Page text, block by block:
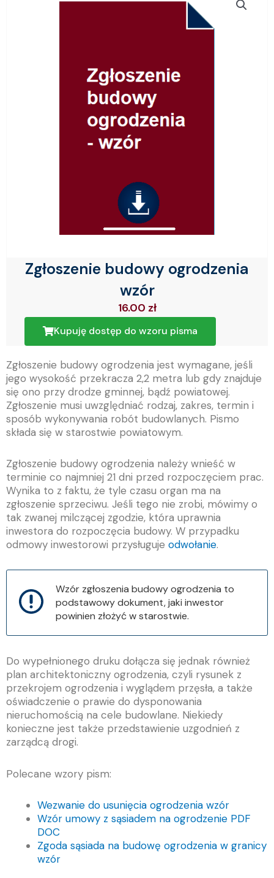
Zgłoszenie budowy ogrodzenia
wzór
16.00 zł
Kupuję dostęp do wzoru pisma
Zgłoszenie budowy ogrodzenia jest wymagane, jeśli
jego wysokość przekracza 2,2 metra lub gdy znajduje
się ono przy drodze gminnej, bądź powiatowej.
Zgłoszenie musi uwzględniać rodzaj, zakres, termin i
sposób wykonywania robót budowlanych. Pismo
składa się w starostwie powiatowym.
Zgłoszenie budowy ogrodzenia należy wnieść w
terminie co najmniej 21 dni przed rozpoczęciem prac.
Wynika to z faktu, że tyle czasu organ ma na
zgłoszenie sprzeciwu. Jeśli tego nie zrobi, mówimy o
tak zwanej milczącej zgodzie, która uprawnia
inwestora do rozpoczęcia budowy. W przypadku
odmowy inwestorowi przysługuje odwołanie.
Wzór zgłoszenia budowy ogrodzenia to
podstawowy dokument, jaki inwestor
powinien złożyć w starostwie.
Do wypełnionego druku dołącza się jednak również
plan architektoniczny ogrodzenia, czyli rysunek z
przekrojem ogrodzenia i wyglądem przęsła, a także
oświadczenie o prawie do dysponowania
nieruchomością na cele budowlane. Niekiedy
konieczne jest także przedstawienie uzgodnień z
zarządcą drogi.
Polecane wzory pism:
Wezwanie do usunięcia ogrodzenia wzór
Wzór umowy z sąsiadem na ogrodzenie PDF
DOC
Zgoda sąsiada na budowę ogrodzenia w granicy
wzór